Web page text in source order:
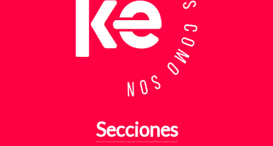
seguimiento permitió identificar no solo el punto y
la modalidad de entrega del dinero, sino también la
posible existencia de otras víctimas que habrían
sido contactadas bajo el mismo esquema de
intimidación. Con la información recopilada, se
coordinó el operativo que culminó con la captura en
flagrancia. El procedimiento se realizó en el
extorsión. En su poder fueron hallados varios
elementos que ahora hacen parte del proceso
Secciones